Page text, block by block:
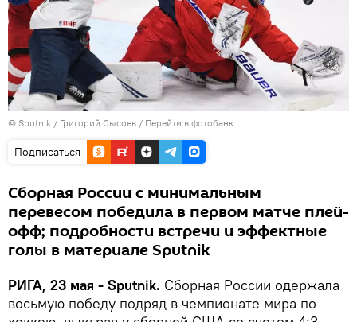
© Sputnik / Григорий Сысоев / Перейти в фотобанк
Подписаться
Сборная России с минимальным
перевесом победила в первом матче плей-
офф; подробности встречи и эффектные
голы в материале Sputnik
РИГА, 23 мая - Sputnik. Сборная России одержала
восьмую победу подряд в чемпионате мира по